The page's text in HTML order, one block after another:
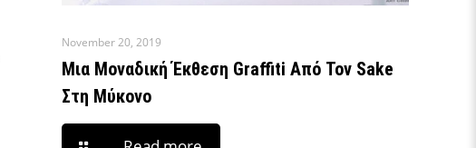
November 20, 2019
Μια Μοναδική Έκθεση Graffiti Από Τον Sake
Στη Μύκονο